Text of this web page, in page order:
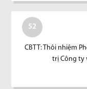
52
CBTT: Thôi nhiệm
trị Công ty